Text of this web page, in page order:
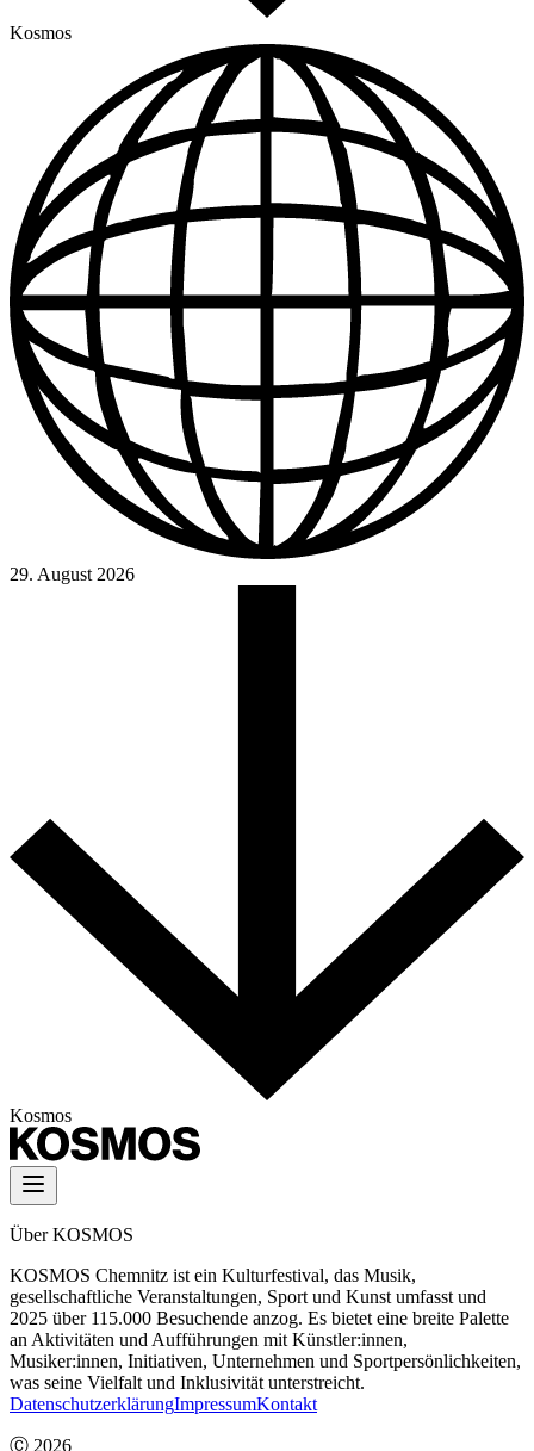
Kosmos
29. August 2026
Kosmos
Über KOSMOS
KOSMOS Chemnitz ist ein Kulturfestival, das Musik,
gesellschaftliche Veranstaltungen, Sport und Kunst umfasst und
2025 über 115.000 Besuchende anzog. Es bietet eine breite Palette
an Aktivitäten und Aufführungen mit Künstler:innen,
Musiker:innen, Initiativen, Unternehmen und Sportpersönlichkeiten,
was seine Vielfalt und Inklusivität unterstreicht.
DatenschutzerklärungImpressumKontakt
Ⓒ 2026